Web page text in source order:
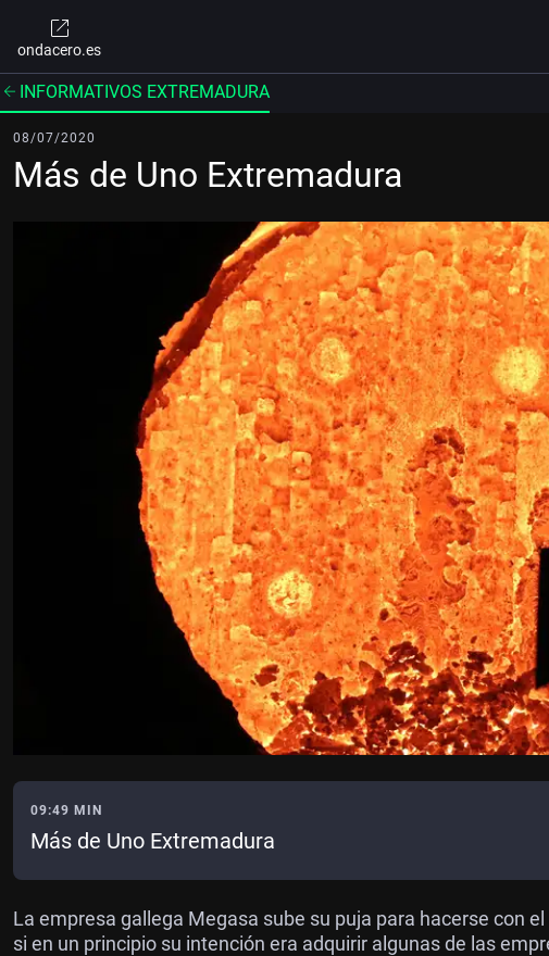
ondacero.es
INFORMATIVOS EXTREMADURA
08/07/2020
Más de Uno Extremadura
09:49 MIN
Más de Uno Extremadura
La empresa gallega Megasa sube su puja para hacerse con
si en un principio su intención era adquirir algunas de las